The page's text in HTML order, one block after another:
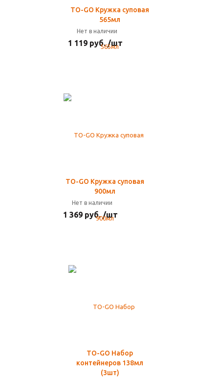
TO-GO Кружка суповая
565мл
Нет в наличии
1 119 руб. /шт
TO-GO Кружка суповая
900мл
Нет в наличии
1 369 руб. /шт
TO-GO Набор
контейнеров 138мл
(3шт)